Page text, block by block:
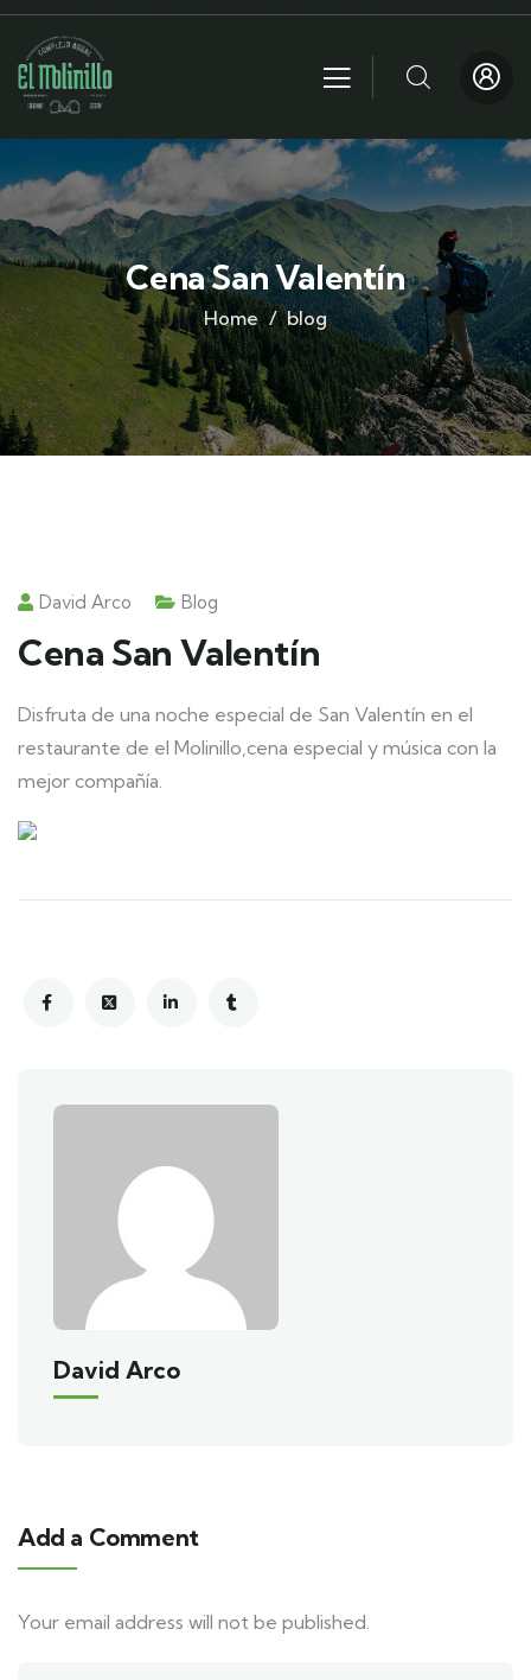
Cena San Valentín
Home blog
David Arco Blog
Cena San Valentín
Disfruta de una noche especial de San Valentín en el
restaurante de el Molinillo,cena especial y música con la
mejor compañía.
David Arco
Add a Comment
Your email address will not be published.